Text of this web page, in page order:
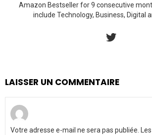
Amazon Bestseller for 9 consecutive
include Technology, Business, Digital
LAISSER UN COMMENTAIRE
Votre adresse e-mail ne sera pas publiée.